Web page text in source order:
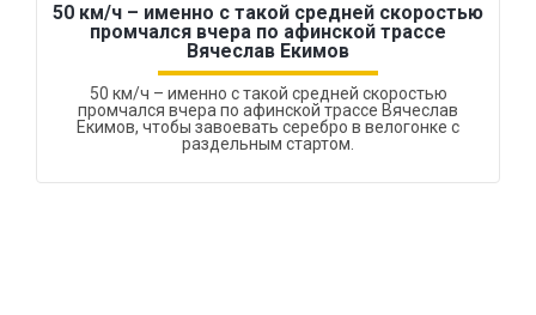
50 км/ч – именно с такой средней скоростью
промчался вчера по афинской трассе
Вячеслав Екимов
50 км/ч – именно с такой средней скоростью
промчался вчера по афинской трассе Вячеслав
Екимов, чтобы завоевать серебро в велогонке с
раздельным стартом.